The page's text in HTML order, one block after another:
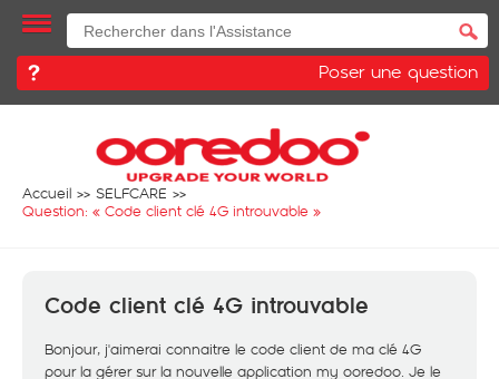
Poser une question
Accueil
SELFCARE
Question: « Code client clé 4G introuvable »
Code client clé 4G introuvable
Bonjour, j'aimerai connaitre le code client de ma clé 4G
pour la gérer sur la nouvelle application my ooredoo. Je le